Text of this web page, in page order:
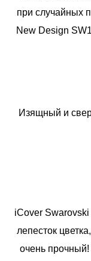
при случайных
New Design
Изящный и
iCover
лепесток
очень